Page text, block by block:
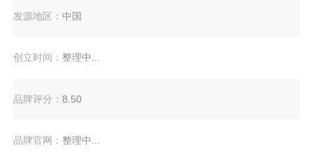
发源地区：中国
创立时间：整理中...
品牌评分：8.50
品牌官网：整理中...